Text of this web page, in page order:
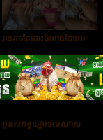
រាងតូចតែដោះធំលេងដៃអេម
អូនសក់ខ្លីបៀមអេមណាស់